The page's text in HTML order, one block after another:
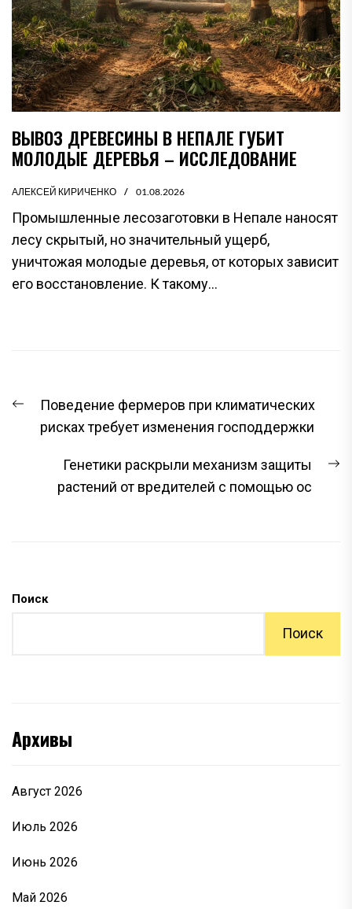
ВЫВОЗ ДРЕВЕСИНЫ В НЕПАЛЕ ГУБИТ
МОЛОДЫЕ ДЕРЕВЬЯ – ИССЛЕДОВАНИЕ
АЛЕКСЕЙ КИРИЧЕНКО 01.08.2026
Промышленные лесозаготовки в Непале наносят
лесу скрытый, но значительный ущерб,
уничтожая молодые деревья, от которых зависит
его восстановление. К такому...
ПО
ЗАПИСЯМ
Предыдущая
запись:
Поведение фермеров при климатических
рисках требует изменения господдержки
Генетики раскрыли механизм защиты
растений от вредителей с помощью ос
Поиск
Поиск
Архивы
Август 2026
Июль 2026
Июнь 2026
Май 2026